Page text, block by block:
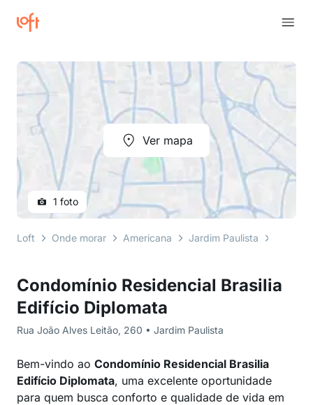
Condomínio Residencial Brasilia
Edifício Diplomata
Rua João Alves Leitão, 260 • Jardim Paulista
Bem-vindo ao Condomínio Residencial Brasilia
Edifício Diplomata, uma excelente oportunidade
para quem busca conforto e qualidade de vida em
Ver mapa
1 foto
Loft Onde morar Americana Jardim Paulista